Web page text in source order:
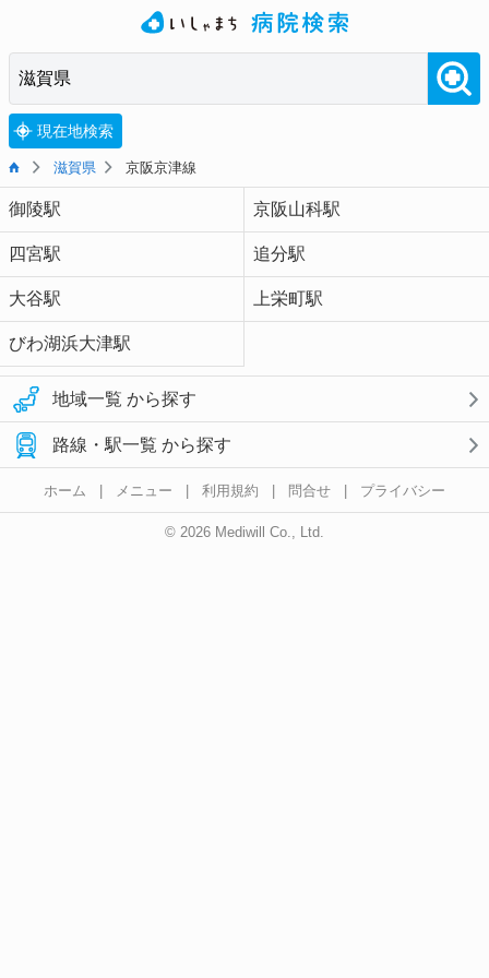
現在地検索
滋賀県 京阪京津線
御陵駅 京阪山科駅
四宮駅 追分駅
大谷駅 上栄町駅
びわ湖浜大津駅
地域一覧 から探す
路線・駅一覧 から探す
ホーム | メニュー | 利用規約 | 問合せ | プライバシー
© 2026 Mediwill Co., Ltd.